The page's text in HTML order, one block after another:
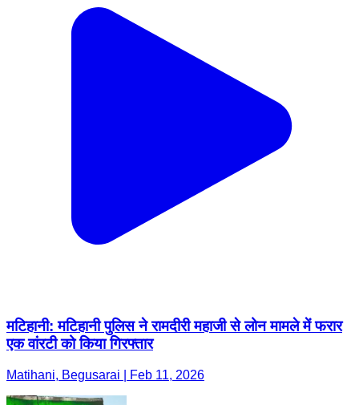
मटिहानी: मटिहानी पुलिस ने रामदीरी महाजी से लोन मामले में फरार
एक वांरटी को किया गिरफ्तार
Matihani, Begusarai | Feb 11, 2026